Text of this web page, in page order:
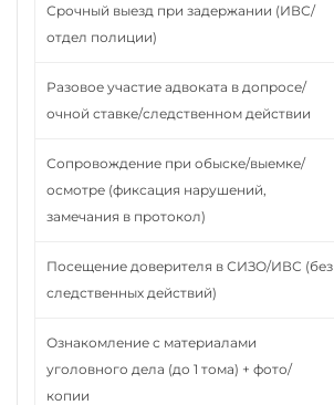
Срочный выезд при задержании (ИВС/
отдел полиции)
Разовое участие адвоката в допросе/
очной ставке/следственном действии
Сопровождение при обыске/выемке/
осмотре (фиксация нарушений,
замечания в протокол)
Посещение доверителя в СИЗО/ИВС (без
следственных действий)
Ознакомление с материалами
уголовного дела (до 1 тома) + фото/
копии